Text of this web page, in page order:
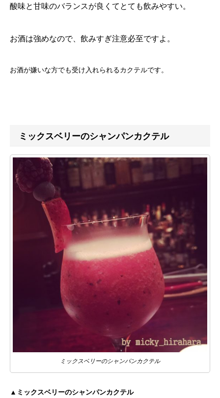
酸味と甘味のバランスが良くてとても飲みやすい。
お酒は強めなので、飲みすぎ注意必至ですよ。
お酒が嫌いな方でも受け入れられるカクテルです。
ミックスベリーのシャンパンカクテル
ミックスベリーのシャンパンカクテル
▲ミックスベリーのシャンパンカクテル